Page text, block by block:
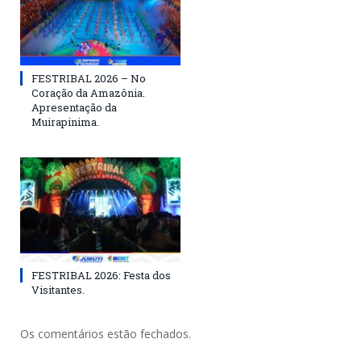
FESTRIBAL 2026 – No
Coração da Amazônia.
Apresentação da
Muirapinima.
FESTRIBAL 2026: Festa dos
Visitantes.
Os comentários estão fechados.